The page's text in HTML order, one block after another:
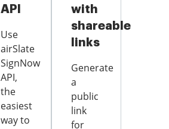
API
Use
airSlate
SignNow
API,
the
easiest
way to
with
shareable
links
Generate
a
public
link
for